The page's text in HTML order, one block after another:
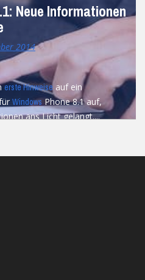
Neue Informationen
2014
erste Hinweise auf ein
WindowsPhone 8.1 auf,
ans Licht gelangt....